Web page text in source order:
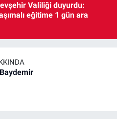
Valiliği duyurdu:
eğitime 1 gün ara